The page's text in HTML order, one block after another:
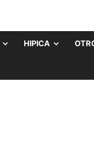
HIPICA